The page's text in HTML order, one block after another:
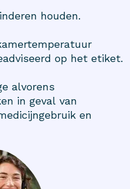
houden.
op het etiket.
alvorens
in geval van
en